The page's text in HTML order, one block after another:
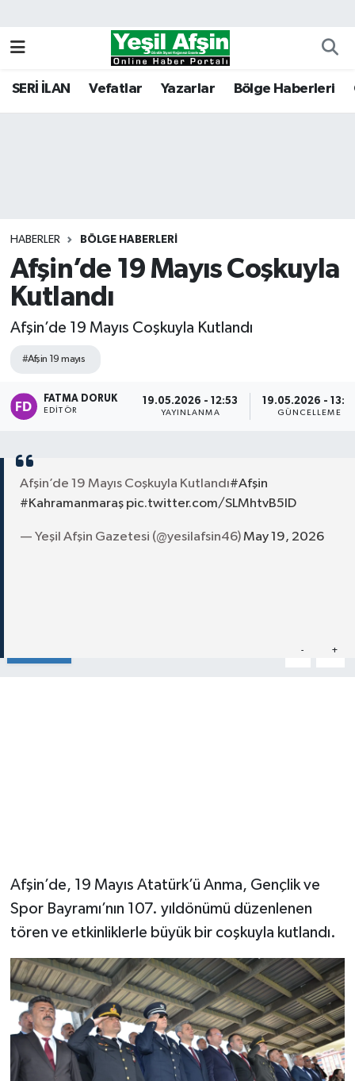
SERİ İLAN Vefatlar Yazarlar Bölge Haberleri
HABERLER BÖLGE HABERLERI
Afşin’de 19 Mayıs Coşkuyla
Kutlandı
Afşin’de 19 Mayıs Coşkuyla Kutlandı
#Afşin 19 mayıs
FATMA DORUK
EDITÖR
19.05.2026 - 12:53
YAYINLANMA
19.05.2026 -
GÜNCELLEME
Afşin’de 19 Mayıs Coşkuyla Kutlandı#Afşin
#Kahramanmaraş pic.twitter.com/SLMhtvB5lD
— Yeşil Afşin Gazetesi (@yesilafsin46)May 19, 2026
- +
Afşin’de, 19 Mayıs Atatürk’ü Anma, Gençlik ve
Spor Bayramı’nın 107. yıldönümü düzenlenen
tören ve etkinliklerle büyük bir coşkuyla kutlandı.
Kahramanmaraş Nöbetçi Eczaneler
Tüm Manşetler
Son Dakika Haberleri